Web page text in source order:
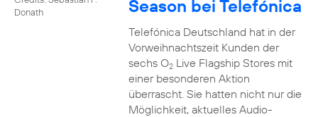
Donath
Season bei Telefónica
Telefónica Deutschland hat in der
Vorweihnachtszeit Kunden der
sechs O2Live Flagship Stores mit
einer besonderen Aktion
überrascht. Sie hatten nicht nur die
Möglichkeit, aktuelles Audio-